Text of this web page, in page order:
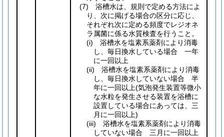
(7) 浴槽水は、規則で定める方法によ
り、次に掲げる場合の区分に応じ、
それぞれ次に定める頻度でレジオネ
ラ属菌に係る水質検査を行うこと。
(i) 浴槽水を塩素系薬剤により消毒
し、毎日換水している場合 一年
に一回以上
(ii) 浴槽水を塩素系薬剤により消毒
し、毎日換水していない場合 半
年に一回以上(気泡発生装置等微小
な水粒を発生させる装置を浴槽に
設置している場合にあっては、三
月に一回以上)
(iii) 浴槽水を塩素系薬剤により消毒
していない場合 三月に一回以上